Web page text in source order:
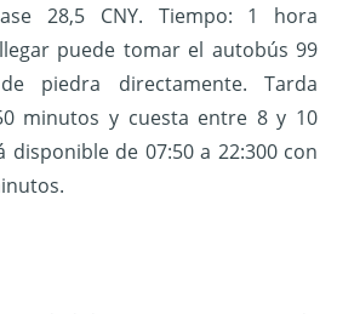
28,5 CNY. Tiempo: 1 hora
puede tomar el autobús 99
piedra directamente. Tarda
minutos y cuesta entre 8 y 10
disponible de 07:50 a 22:300 con